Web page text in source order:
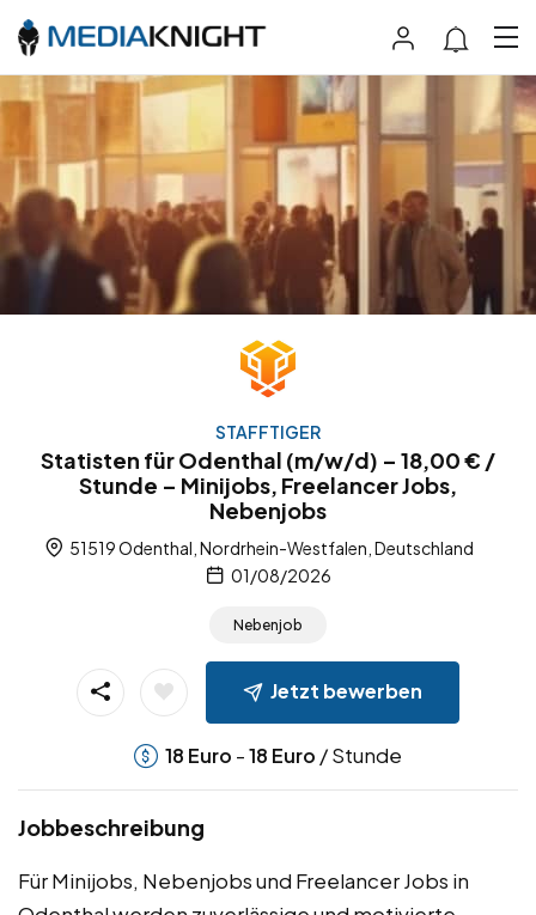
STAFFTIGER
Statisten für Odenthal (m/w/d) – 18,00 € /
Stunde – Minijobs, Freelancer Jobs,
Nebenjobs
51519 Odenthal, Nordrhein-Westfalen, Deutschland
01/08/2026
Nebenjob
Jetzt bewerben
18 Euro -18 Euro / Stunde
Jobbeschreibung
Für Minijobs, Nebenjobs und Freelancer Jobs in